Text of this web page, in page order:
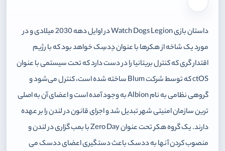
برای افزودن وارد شوید
داستان بازی Watch Dogs Legion در اوایل دهه 2030 میلادی و در
مورد یک شاخه از هکرها با عنوان دِدسِک خواهد بود که با رژیم
اقتدار گری که کنترل بریتانیا را در دست دارد که تحت سیستمی با عنوان
ctOS که توسط شرکت Blum ساخته شده است، کنترل می‌شود و
گروهی نظامی به نام Albion به وجود آمده است و اعضای آن به اصلی
ترین سازمان امنیتی شهر تبدیل شد و اجرای قانون در لندن را بر عهده
دارند. یک گروه هکر تحت عنوان Zero Day با بمب گزاری در لندن و
منصوب کردن آنها به ددسک باعث دستگیری اعضای ددسک می